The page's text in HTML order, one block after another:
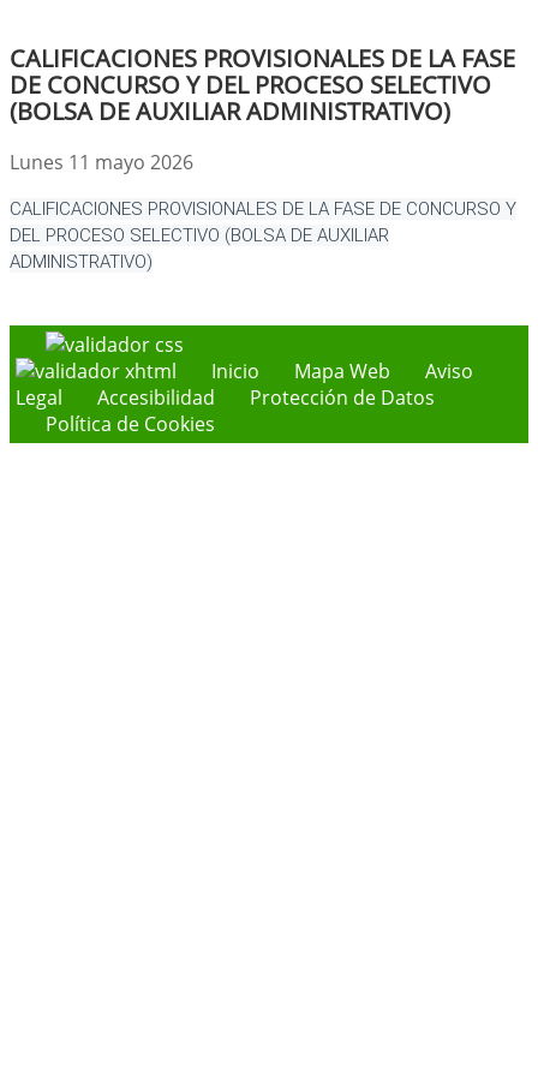
CALIFICACIONES PROVISIONALES DE LA FASE
DE CONCURSO Y DEL PROCESO SELECTIVO
(BOLSA DE AUXILIAR ADMINISTRATIVO)
Lunes 11 mayo 2026
CALIFICACIONES PROVISIONALES DE LA FASE DE CONCURSO Y
DEL PROCESO SELECTIVO (BOLSA DE AUXILIAR
ADMINISTRATIVO)
Inicio Mapa Web
Aviso
Legal
Accesibilidad
Protección de Datos
Política de Cookies